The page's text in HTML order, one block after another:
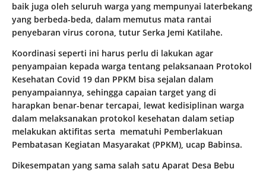
baik juga oleh seluruh warga yang mempunyai laterbekang
yang berbeda-beda, dalam memutus mata rantai
penyebaran virus corona, tutur Serka Jemi Katilahe.
Koordinasi seperti ini harus perlu di lakukan agar
penyampaian kepada warga tentang pelaksanaan Protokol
Kesehatan Covid 19 dan PPKM bisa sejalan dalam
penyampaiannya, sehingga capaian target yang di
harapkan benar-benar tercapai, lewat kedisiplinan warga
dalam melaksanakan protokol kesehatan dalam setiap
melakukan aktifitas serta mematuhi Pemberlakuan
Pembatasan Kegiatan Masyarakat (PPKM), ucap Babinsa.
Dikesempatan yang sama salah satu Aparat Desa Bebu